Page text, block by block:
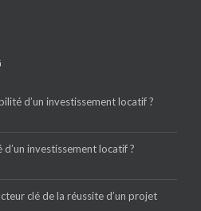
d’un investissement locatif ?
investissement locatif ?
clé de la réussite d’un projet